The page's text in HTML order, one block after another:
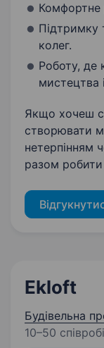
Комфортне
Підтримку
колег.
Роботу, де
мистецтва
Якщо хочеш
створювати
нетерпінням
разом робити
Ekloft
Будівельна
10–50